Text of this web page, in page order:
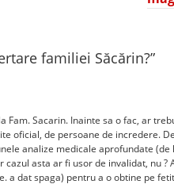
familiei Săcărin?”
Fam. Sacarin. Inainte sa o fac, ar
oficial, de persoane de incredere.
analize medicale aprofundate (de
asta ar fi usor de invalidat, nu ?
a dat spaga) pentru a o obtine pe